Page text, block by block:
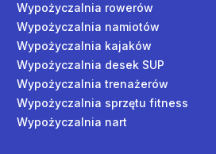
Wypożyczalnia rowerów
Wypożyczalnia namiotów
Wypożyczalnia kajaków
Wypożyczalnia desek SUP
Wypożyczalnia trenażerów
Wypożyczalnia sprzętu fitness
Wypożyczalnia nart